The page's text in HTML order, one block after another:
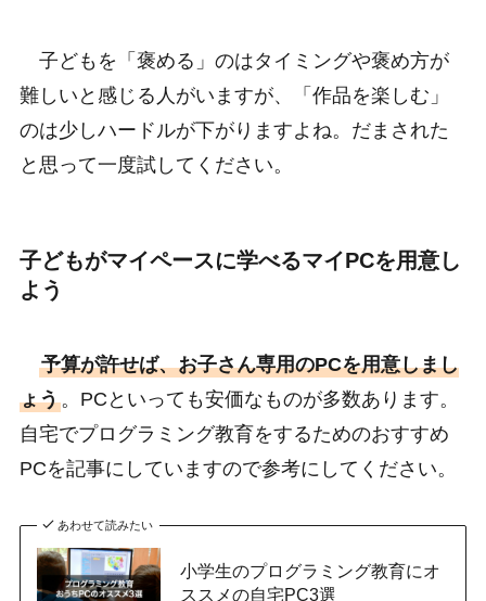
子どもを「褒める」のはタイミングや褒め方が
難しいと感じる人がいますが、「作品を楽しむ」
のは少しハードルが下がりますよね。だまされた
と思って一度試してください。
子どもがマイペースに学べるマイPCを用意し
よう
予算が許せば、お子さん専用のPCを用意しまし
ょう。PCといっても安価なものが多数あります。
自宅でプログラミング教育をするためのおすすめ
PCを記事にしていますので参考にしてください。
あわせて読みたい
小学生のプログラミング教育にオ
ススメの自宅PC3選